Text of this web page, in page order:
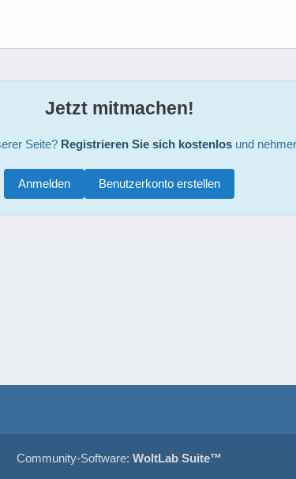
Jetzt mitmachen!
Seite? Registrieren Sie sich kostenlosund
Benutzerkonto erstellen
Anmelden
Community-Software: WoltLab Suite™